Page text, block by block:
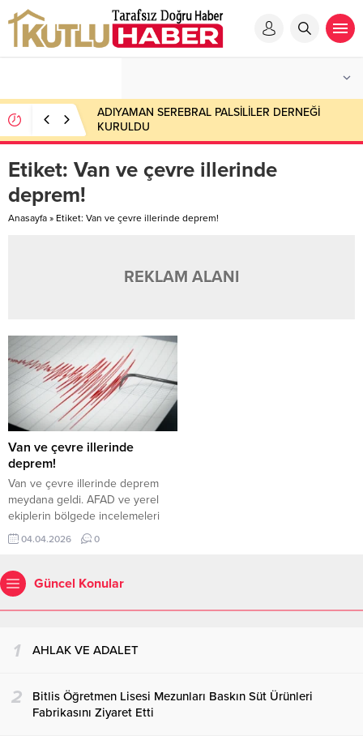
ADIYAMAN SEREBRAL PALSİLİLER DERNEĞİ
KURULDU
Etiket: Van ve çevre illerinde
deprem!
Anasayfa » Etiket: Van ve çevre illerinde deprem!
REKLAM ALANI
Van ve çevre illerinde
deprem!
Van ve çevre illerinde deprem
meydana geldi. AFAD ve yerel
ekiplerin bölgede incelemeleri
sürüyor.
04.04.2026 0
Güncel Konular
1 AHLAK VE ADALET
2
Bitlis Öğretmen Lisesi Mezunları Baskın Süt Ürünleri
Fabrikasını Ziyaret Etti